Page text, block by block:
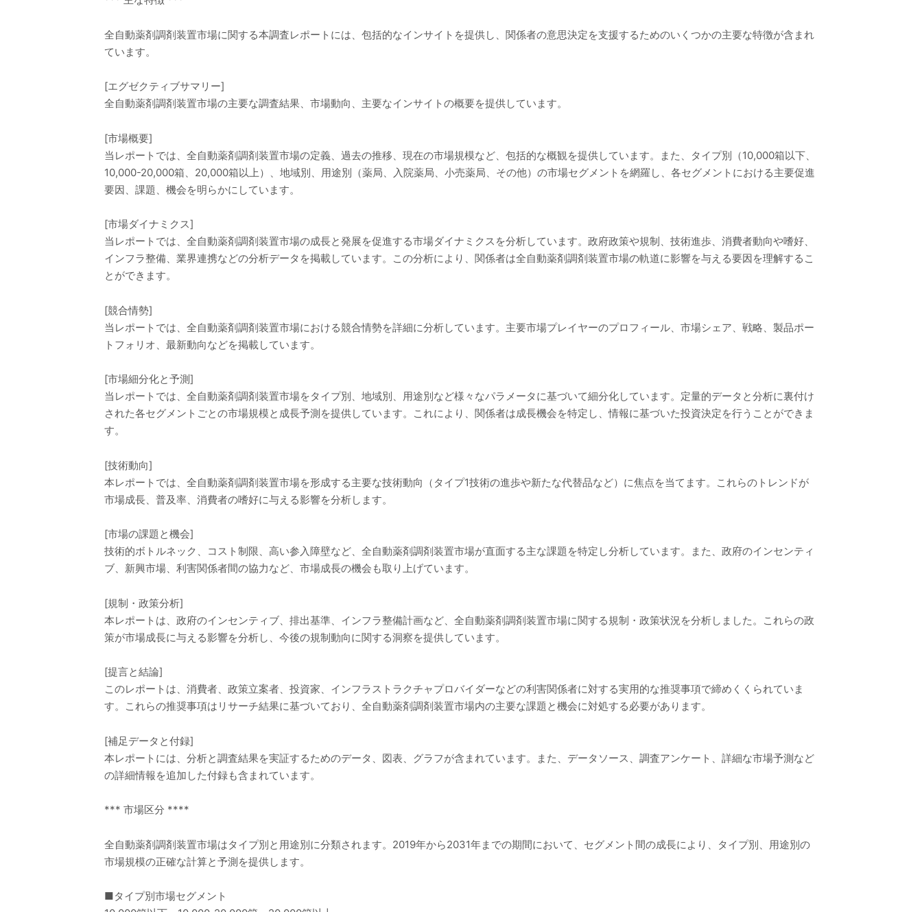
全自動薬剤調剤装置市場に関する本調査レポートには、包括的なインサイトを提供し、関係者の意思決定を支援するためのいくつかの主要な特徴が含まれ
ています。
[エグゼクティブサマリー]
全自動薬剤調剤装置市場の主要な調査結果、市場動向、主要なインサイトの概要を提供しています。
[市場概要]
当レポートでは、全自動薬剤調剤装置市場の定義、過去の推移、現在の市場規模など、包括的な概観を提供しています。また、タイプ別（10,000箱以下、
10,000-20,000箱、20,000箱以上）、地域別、用途別（薬局、入院薬局、小売薬局、その他）の市場セグメントを網羅し、各セグメントにおける主要促進
要因、課題、機会を明らかにしています。
[市場ダイナミクス]
当レポートでは、全自動薬剤調剤装置市場の成長と発展を促進する市場ダイナミクスを分析しています。政府政策や規制、技術進歩、消費者動向や嗜好、
インフラ整備、業界連携などの分析データを掲載しています。この分析により、関係者は全自動薬剤調剤装置市場の軌道に影響を与える要因を理解するこ
とができます。
[競合情勢]
当レポートでは、全自動薬剤調剤装置市場における競合情勢を詳細に分析しています。主要市場プレイヤーのプロフィール、市場シェア、戦略、製品ポー
トフォリオ、最新動向などを掲載しています。
[市場細分化と予測]
当レポートでは、全自動薬剤調剤装置市場をタイプ別、地域別、用途別など様々なパラメータに基づいて細分化しています。定量的データと分析に裏付け
された各セグメントごとの市場規模と成長予測を提供しています。これにより、関係者は成長機会を特定し、情報に基づいた投資決定を行うことができま
す。
[技術動向]
本レポートでは、全自動薬剤調剤装置市場を形成する主要な技術動向（タイプ1技術の進歩や新たな代替品など）に焦点を当てます。これらのトレンドが
市場成長、普及率、消費者の嗜好に与える影響を分析します。
[市場の課題と機会]
技術的ボトルネック、コスト制限、高い参入障壁など、全自動薬剤調剤装置市場が直面する主な課題を特定し分析しています。また、政府のインセンティ
ブ、新興市場、利害関係者間の協力など、市場成長の機会も取り上げています。
[規制・政策分析]
本レポートは、政府のインセンティブ、排出基準、インフラ整備計画など、全自動薬剤調剤装置市場に関する規制・政策状況を分析しました。これらの政
策が市場成長に与える影響を分析し、今後の規制動向に関する洞察を提供しています。
[提言と結論]
このレポートは、消費者、政策立案者、投資家、インフラストラクチャプロバイダーなどの利害関係者に対する実用的な推奨事項で締めくくられていま
す。これらの推奨事項はリサーチ結果に基づいており、全自動薬剤調剤装置市場内の主要な課題と機会に対処する必要があります。
[補足データと付録]
本レポートには、分析と調査結果を実証するためのデータ、図表、グラフが含まれています。また、データソース、調査アンケート、詳細な市場予測など
の詳細情報を追加した付録も含まれています。
*** 市場区分 ****
全自動薬剤調剤装置市場はタイプ別と用途別に分類されます。2019年から2031年までの期間において、セグメント間の成長により、タイプ別、用途別の
市場規模の正確な計算と予測を提供します。
■タイプ別市場セグメント